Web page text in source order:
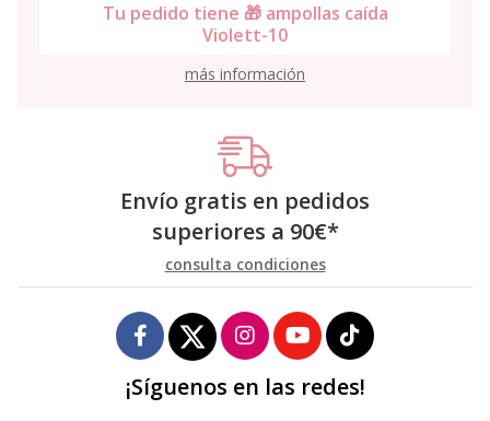
Tu pedido tiene 🎁 ampollas caída
Violett-10
más información
Envío gratis en pedidos
superiores a 90€*
consulta condiciones
¡Síguenos en las redes!